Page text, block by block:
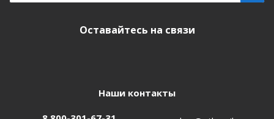
Оставайтесь на связи
Наши контакты